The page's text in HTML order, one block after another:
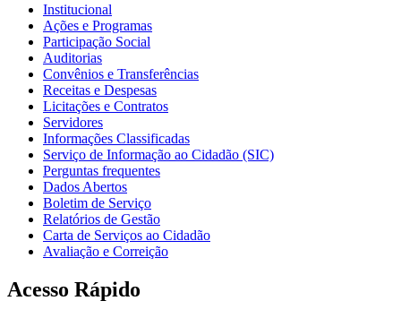
Institucional
Ações e Programas
Participação Social
Auditorias
Convênios e Transferências
Receitas e Despesas
Licitações e Contratos
Servidores
Informações Classificadas
Serviço de Informação ao Cidadão (SIC)
Perguntas frequentes
Dados Abertos
Boletim de Serviço
Relatórios de Gestão
Carta de Serviços ao Cidadão
Avaliação e Correição
Acesso Rápido